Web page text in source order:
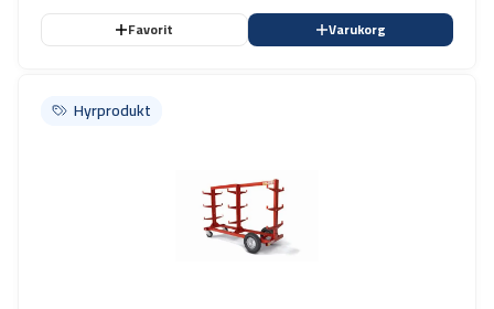
Favorit Varukorg
Hyrprodukt
Hyrprodukt